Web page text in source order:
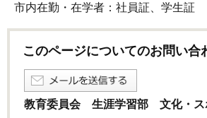
市内在勤・在学者：社員証、学生証
このページについてのお問い合
教育委員会 生涯学習部 文化・ス